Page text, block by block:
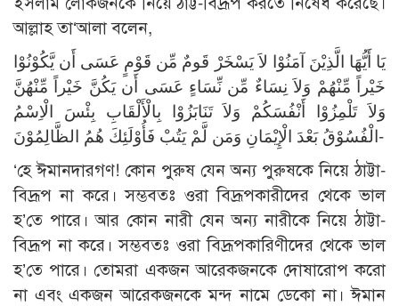
আল্লাহ তা‘আলা বলেন,
يَا أَيُّهَا الَّذِيْنَ آمَنُوْا لاَ يَسْخَرْ قَومٌ مِّن قَوْمٍ عَسَى أَن يَّكُوْنُوْا
خَيْراً مِّنْهُمْ وَلاَ نِسَاءٌ مِّن نِّسَاءٍ عَسَى أَن يَكُنَّ خَيْراً مِّنْهُنَّ
وَلاَ تَلْمِزُوْا أَنْفُسَكُمْ وَلاَ تَنَابَزُوْا بِالْأَلْقَابِ بِئْسَ الْاِسْمُ
الْفُسُوْقُ بَعْدَ الْإِيْمَانِ وَمَن لَّمْ يَتُبْ فَأُوْلَئِكَ هُمُ الظَّالِمُوْنَ-
‘হে ঈমানদারগণ! কোন পুরুষ যেন অন্য পুরুষকে নিয়ে ঠাট্টা-
বিদ্রূপ না করে। সম্ভবতঃ ওরা বিদ্রূপকারীদের থেকে ভাল
হ’তে পারে। আর কোন নারী যেন অন্য নারীকে নিয়ে ঠাট্টা-
বিদ্রূপ না করে। সম্ভবতঃ ওরা বিদ্রূপকারিণীদের থেকে ভাল
হ’তে পারে। তোমরা একজন আরেকজনকে দোষারোপ করো
না এবং একজন আরেকজনকে মন্দ নামে ডেকো না। ঈমান